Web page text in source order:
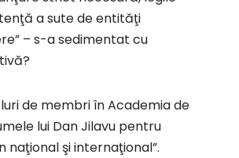
a sute de entităţi
– s-a sedimentat cu
de membri în Academia de
lui Dan Jilavu pentru
şi internaţional”.